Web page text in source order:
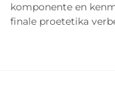
komponente en
finale proetetika